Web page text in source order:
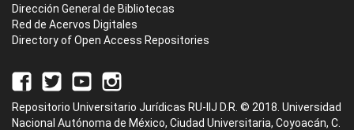
Dirección General de Bibliotecas
Red de Acervos Digitales
Directory of Open Access Repositories
Repositorio Universitario Jurídicas RU-IIJ D.R. © 2018. Universidad
Nacional Autónoma de México, Ciudad Universitaria, Coyoacán, C.